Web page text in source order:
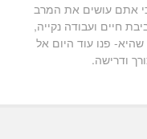
אתם עושים את המרב
חיים ועבודה נקייה,
שהיא- פנו עוד היום אל
ודרישה.